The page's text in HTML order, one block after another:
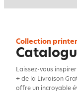
Collection
Laissez-vous
+ de la Livraison
offre un incroyable